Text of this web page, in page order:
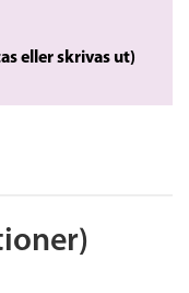
eller skrivas ut)